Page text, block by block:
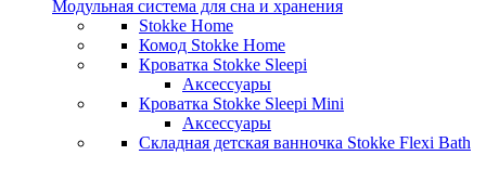
Модульная система для сна и хранения
Stokke Home
Комод Stokke Home
Кроватка Stokke Sleepi
Аксессуары
Кроватка Stokke Sleepi Mini
Аксессуары
Складная детская ванночка Stokke Flexi Bath